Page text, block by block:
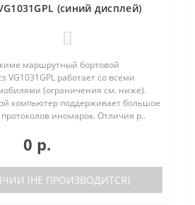
(синий дисплей)
маршрутный бортовой
VG1031GPL работает со всеми
(ограничения см. ниже).
компьютер поддерживает большое
иномарок. Отличия р..
0 р.
(НЕ ПРОИЗВОДИТСЯ)